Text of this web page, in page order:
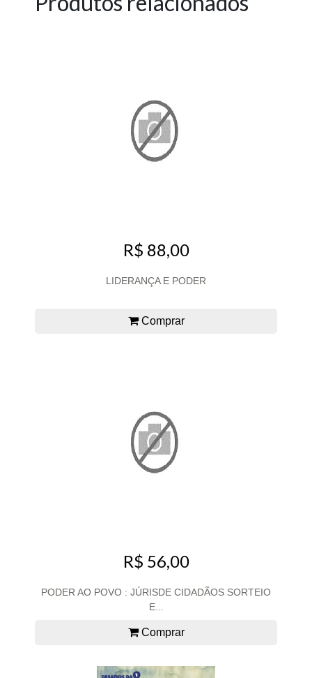
R$ 88,00
LIDERANÇA E PODER
Comprar
R$ 56,00
PODER AO POVO : JÚRISDE CIDADÃOS SORTEIO
E...
Comprar